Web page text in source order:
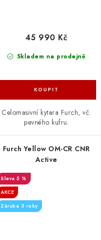
Skladem na prodejně
45 990 Kč
Celomasivní kytara Furch, vč.
pevného kufru.
Furch Yellow OM-CR CNR
Active
5 %
AKCE
Záruka 3 roky